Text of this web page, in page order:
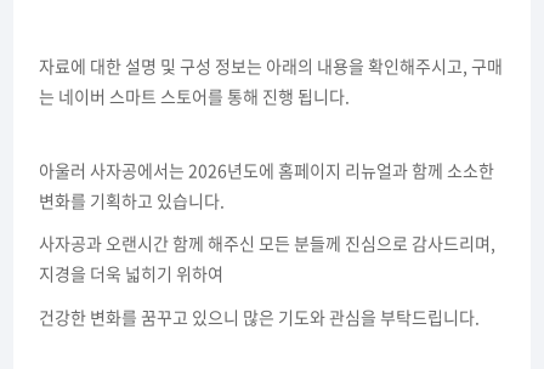
자료에 대한 설명 및 구성 정보는 아래의 내용을 확인해주시고, 구매
는 네이버 스마트 스토어를 통해 진행 됩니다.
아울러 사자공에서는 2026년도에 홈페이지 리뉴얼과 함께 소소한
변화를 기획하고 있습니다.
사자공과 오랜시간 함께 해주신 모든 분들께 진심으로 감사드리며,
지경을 더욱 넓히기 위하여
건강한 변화를 꿈꾸고 있으니 많은 기도와 관심을 부탁드립니다.